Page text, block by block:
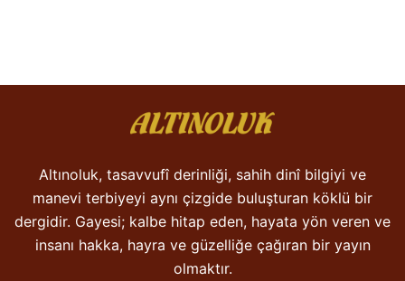
Altınoluk, tasavvufî derinliği, sahih dinî bilgiyi ve
manevi terbiyeyi aynı çizgide buluşturan köklü bir
dergidir. Gayesi; kalbe hitap eden, hayata yön veren ve
insanı hakka, hayra ve güzelliğe çağıran bir yayın
olmaktır.